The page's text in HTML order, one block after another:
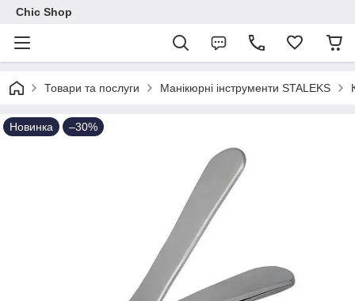
Chic Shop
Товари та послуги Манікюрні інструменти STALEKS
Новинка –30%